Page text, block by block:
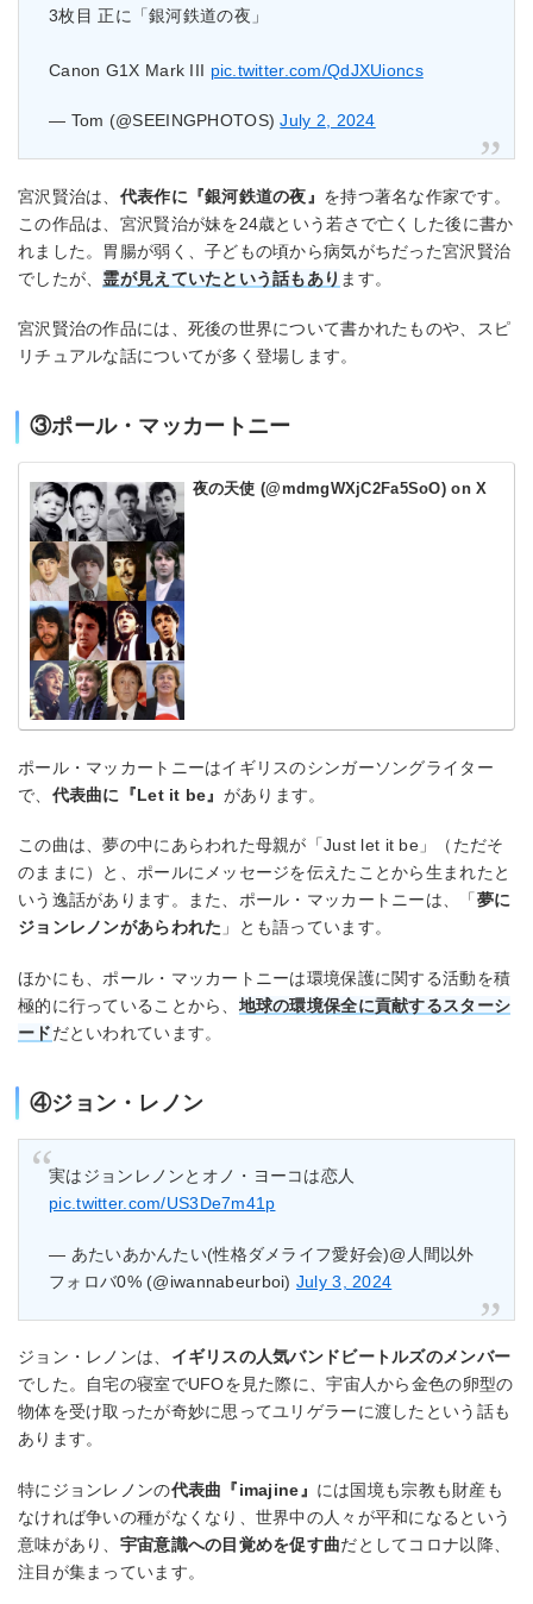
3枚目 正に「銀河鉄道の夜」
Canon G1X Mark III pic.twitter.com/QdJXUioncs
— Tom (@SEEINGPHOTOS)July 2, 2024
宮沢賢治は、 代表作に『銀河鉄道の夜』 を持つ著名な作家です。
この作品は、宮沢賢治が妹を24歳という若さで亡くした後に書か
れました。胃腸が弱く、子どもの頃から病気がちだった宮沢賢治
でしたが、 霊が見えていたという話もあり ます。
宮沢賢治の作品には、死後の世界について書かれたものや、スピ
リチュアルな話についてが多く登場します。
③ポール・マッカートニー
夜の天使 (@mdmgWXjC2Fa5SoO) on X
ポール・マッカートニーはイギリスのシンガーソングライター
で、 代表曲に『Let it be』 があります。
この曲は、夢の中にあらわれた母親が「Just let it be」（ただそ
のままに）と、ポールにメッセージを伝えたことから生まれたと
いう逸話があります。また、ポール・マッカートニーは、「夢に
ジョンレノンがあらわれた 」とも語っています。
ほかにも、ポール・マッカートニーは環境保護に関する活動を積
極的に行っていることから、 地球の環境保全に貢献するスターシ
ードだといわれています。
④ジョン・レノン
実はジョンレノンとオノ・ヨーコは恋人
pic.twitter.com/US3De7m41p
— あたいあかんたい(性格ダメライフ愛好会)@人間以外
フォロバ0% (@iwannabeurboi) July 3, 2024
ジョン・レノンは、 イギリスの人気バンドビートルズのメンバー
でした。自宅の寝室でUFOを見た際に、宇宙人から金色の卵型の
物体を受け取ったが奇妙に思ってユリゲラーに渡したという話も
あります。
特にジョンレノンの代表曲『imajine』 には国境も宗教も財産も
なければ争いの種がなくなり、世界中の人々が平和になるという
意味があり、 宇宙意識への目覚めを促す曲だとしてコロナ以降、
注目が集まっています。